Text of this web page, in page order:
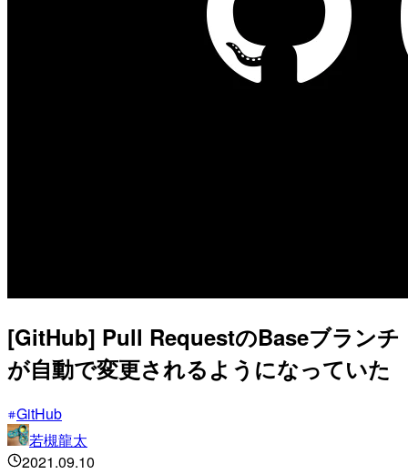
[GitHub] Pull RequestのBaseブランチ
が自動で変更されるようになっていた
GitHub
若槻龍太
2021.09.10